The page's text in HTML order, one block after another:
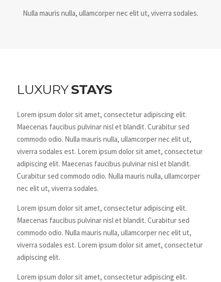
Nulla mauris nulla, ullamcorper nec elit ut, viverra sodales.
LUXURYSTAYS
Lorem ipsum dolor sit amet, consectetur adipiscing elit.
Maecenas faucibus pulvinar nisl et blandit. Curabitur sed
commodo odio. Nulla mauris nulla, ullamcorper nec elit ut,
viverra sodales est. Lorem ipsum dolor sit amet, consectetur
adipiscing elit. Maecenas faucibus pulvinar nisl et blandit.
Curabitur sed commodo odio. Nulla mauris nulla, ullamcorper
nec elit ut, viverra sodales.
Lorem ipsum dolor sit amet, consectetur adipiscing elit.
Maecenas faucibus pulvinar nisl et blandit. Curabitur sed
commodo odio. Nulla mauris nulla, ullamcorper nec elit ut,
viverra sodales est. Lorem ipsum dolor sit amet, consectetur
adipiscing elit.
Lorem ipsum dolor sit amet, consectetur adipiscing elit.